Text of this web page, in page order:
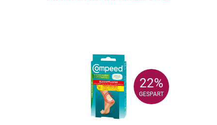
22%
GESPART
22%
GESPART